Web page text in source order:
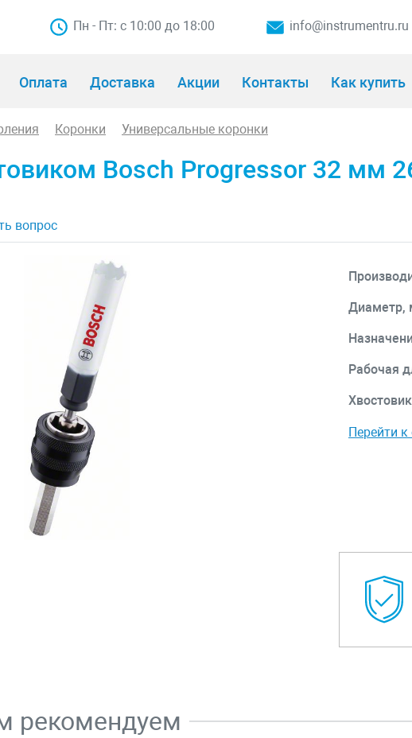
Пн - Пт: с 10:00 до 18:00 info@instrumentru.ru
Оплата Доставка Акции Контакты Как купить
Коронки Универсальные коронки
Bosch Progressor 32 мм
вопрос
Диаметр,
Рабочая
Хвостовик
Перейти
рекомендуем